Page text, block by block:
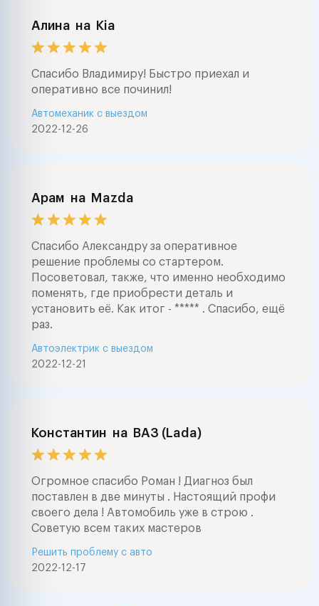
Алина на Kia
Спасибо Владимиру! Быстро приехал и
оперативно все починил!
2022-12-26
Автомеханик с выездом
Арам на Mazda
Спасибо Александру за оперативное
решение проблемы со стартером.
Посоветовал, также, что именно необходимо
поменять, где приобрести деталь и
установить её. Как итог - ***** . Спасибо, ещё
раз.
2022-12-21
Автоэлектрик с выездом
Константин на ВАЗ (Lada)
Огромное спасибо Роман ! Диагноз был
поставлен в две минуты . Настоящий профи
своего дела ! Автомобиль уже в строю .
Советую всем таких мастеров
2022-12-17
Решить проблему с авто